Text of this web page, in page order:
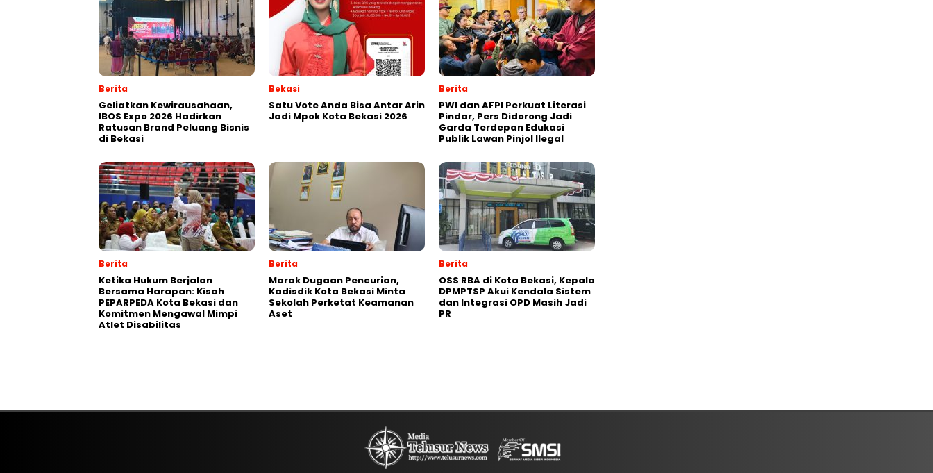
Berita
‎Geliatkan Kewirausahaan,
IBOS Expo 2026 Hadirkan
Ratusan Brand Peluang Bisnis
di Bekasi
Bekasi
Satu Vote Anda Bisa Antar Arin
Jadi Mpok Kota Bekasi 2026
Berita
PWI dan AFPI Perkuat Literasi
Pindar, Pers Didorong Jadi
Garda Terdepan Edukasi
Publik Lawan Pinjol Ilegal
Berita
Ketika Hukum Berjalan
Bersama Harapan: Kisah
PEPARPEDA Kota Bekasi dan
Komitmen Mengawal Mimpi
Atlet Disabilitas
Berita
‎Marak Dugaan Pencurian,
Kadisdik Kota Bekasi Minta
Sekolah Perketat Keamanan
Aset
Berita
‎OSS RBA di Kota Bekasi, Kepala
DPMPTSP Akui Kendala Sistem
dan Integrasi OPD Masih Jadi
PR